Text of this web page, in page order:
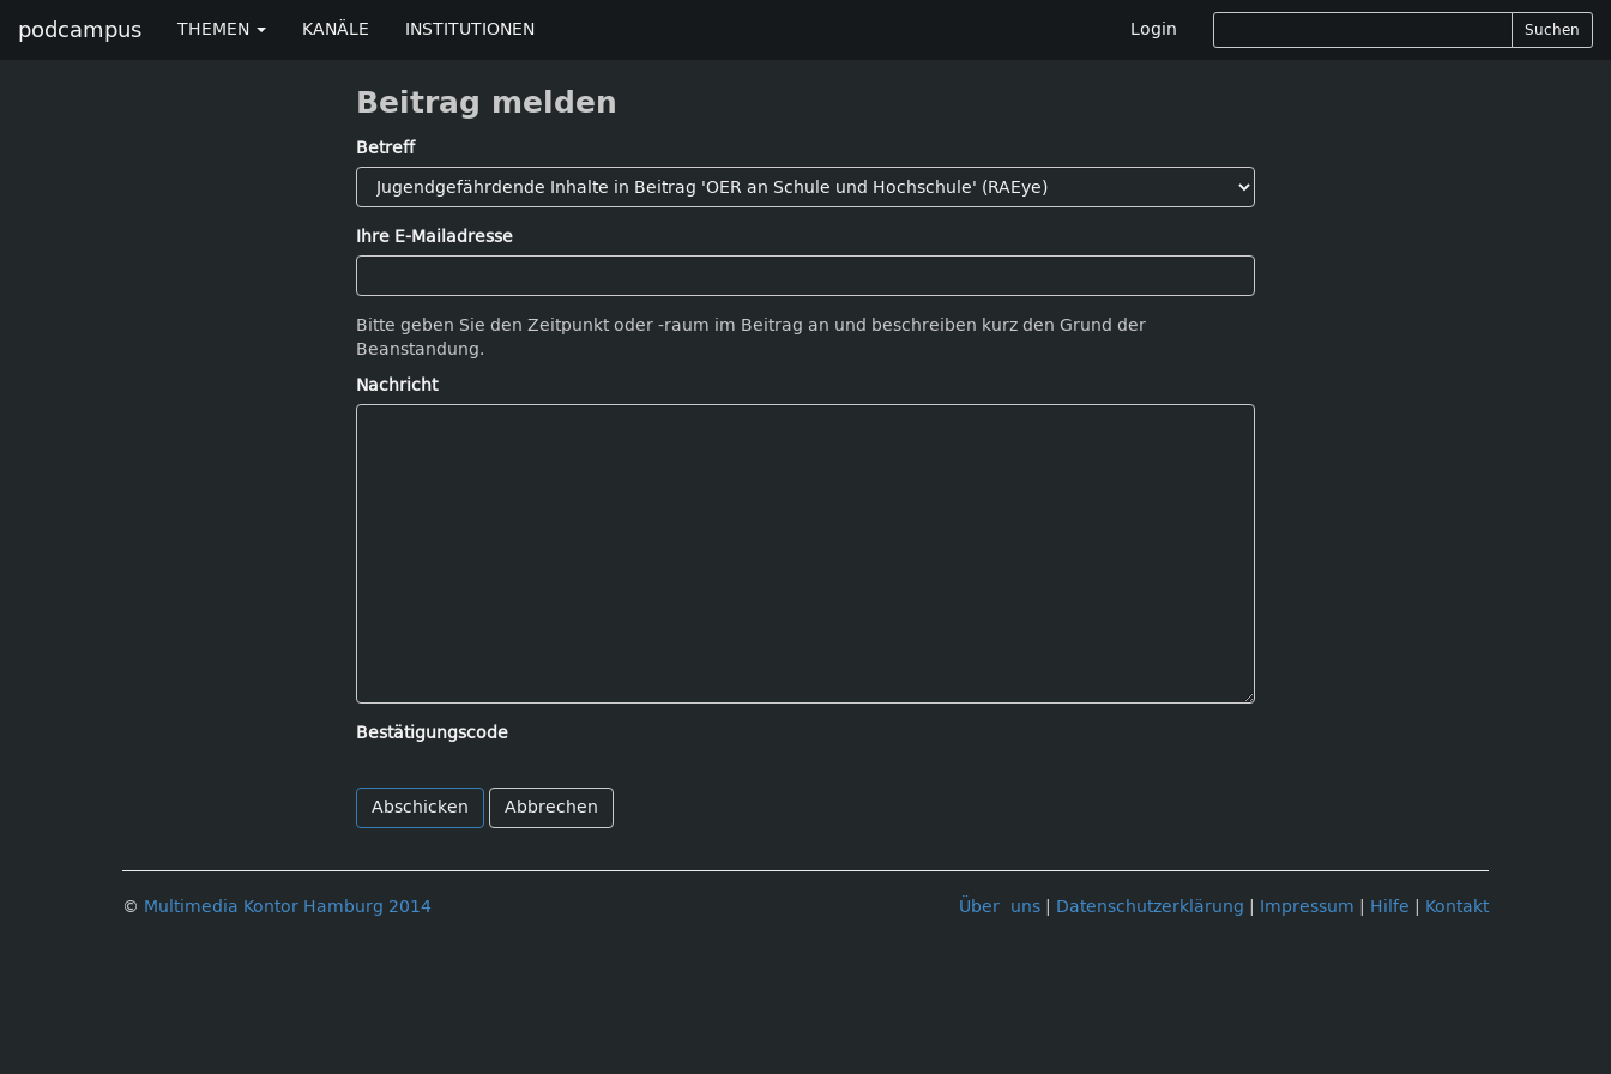
podcampus THEMEN KANÄLE INSTITUTIONEN Login Suchen
Beitrag melden
Betreff
Ihre E-Mailadresse
Bitte geben Sie den Zeitpunkt oder -raum im Beitrag an und beschreiben kurz den Grund der
Beanstandung.
Nachricht
Bestätigungscode
Abbrechen
Über uns Datenschutzerklärung Impressum Hilfe Kontakt
© Multimedia Kontor Hamburg 2014